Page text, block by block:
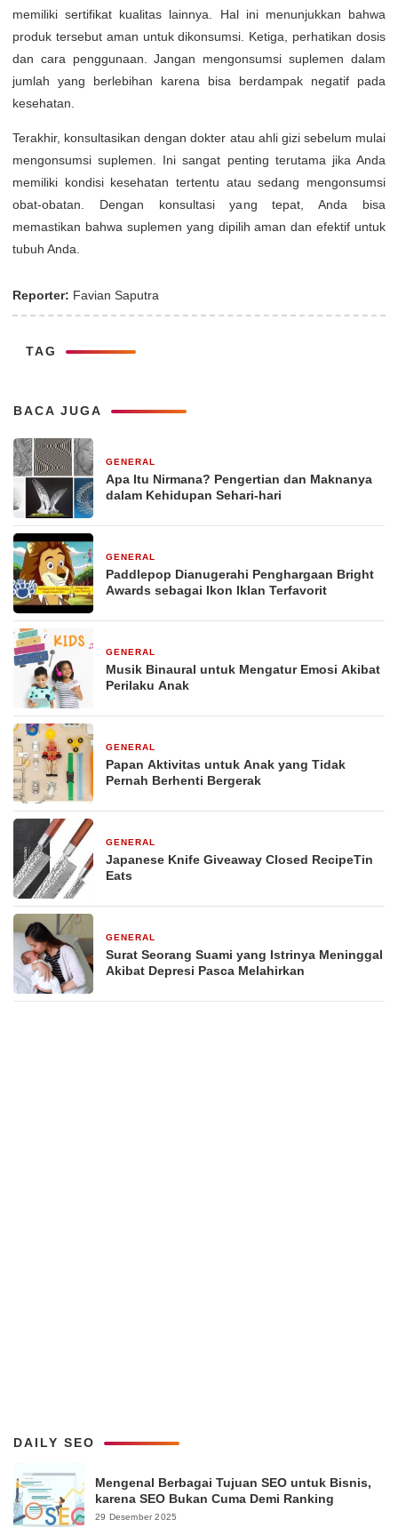
memiliki sertifikat kualitas lainnya. Hal ini menunjukkan bahwa
produk tersebut aman untuk dikonsumsi. Ketiga, perhatikan dosis
dan cara penggunaan. Jangan mengonsumsi suplemen dalam
jumlah yang berlebihan karena bisa berdampak negatif pada
kesehatan.
Terakhir, konsultasikan dengan dokter atau ahli gizi sebelum mulai
mengonsumsi suplemen. Ini sangat penting terutama jika Anda
memiliki kondisi kesehatan tertentu atau sedang mengonsumsi
obat-obatan. Dengan konsultasi yang tepat, Anda bisa
memastikan bahwa suplemen yang dipilih aman dan efektif untuk
tubuh Anda.
Reporter: Favian Saputra
TAG
BACA JUGA
GENERAL
Apa Itu Nirmana? Pengertian dan Maknanya
dalam Kehidupan Sehari-hari
GENERAL
Paddlepop Dianugerahi Penghargaan Bright
Awards sebagai Ikon Iklan Terfavorit
GENERAL
Musik Binaural untuk Mengatur Emosi Akibat
Perilaku Anak
GENERAL
Papan Aktivitas untuk Anak yang Tidak
Pernah Berhenti Bergerak
GENERAL
Japanese Knife Giveaway Closed RecipeTin
Eats
GENERAL
Surat Seorang Suami yang Istrinya Meninggal
Akibat Depresi Pasca Melahirkan
DAILY SEO
Mengenal Berbagai Tujuan SEO untuk Bisnis,
karena SEO Bukan Cuma Demi Ranking
29 Desember 2025